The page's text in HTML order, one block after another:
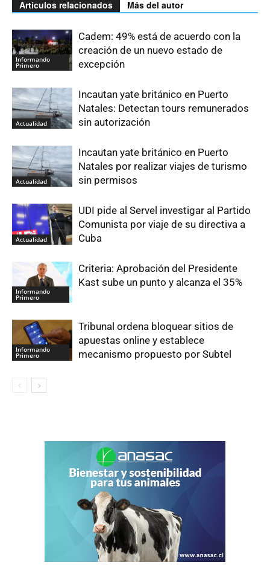
Artículos relacionados Más del autor
Informando
Primero
Cadem: 49% está de acuerdo con la
creación de un nuevo estado de
excepción
Actualidad
Incautan yate británico en Puerto
Natales: Detectan tours remunerados
sin autorización
Actualidad
Incautan yate británico en Puerto
Natales por realizar viajes de turismo
sin permisos
Actualidad
UDI pide al Servel investigar al Partido
Comunista por viaje de su directiva a
Cuba
Informando
Primero
Criteria: Aprobación del Presidente
Kast sube un punto y alcanza el 35%
Informando
Primero
Tribunal ordena bloquear sitios de
apuestas online y establece
mecanismo propuesto por Subtel